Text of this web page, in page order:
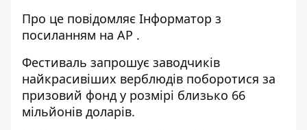
Про це повідомляє Інформатор з
посиланням на АР .
Фестиваль запрошує заводчиків
найкрасивіших верблюдів поборотися за
призовий фонд у розмірі близько 66
мільйонів доларів.